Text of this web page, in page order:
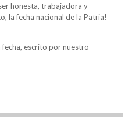
honesta, trabajadora y
la fecha nacional de la Patria!
escrito por nuestro